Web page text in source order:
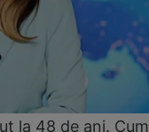
la 48 de ani. Cum